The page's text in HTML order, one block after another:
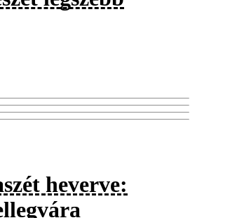
heverve: